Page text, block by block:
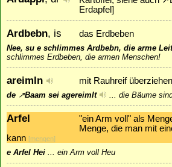
Erdapfel]
Ardbebn, is das Erdbeben
Nee, su e schlimmes Ardbebn, die arme
schlimmes Erdbeben, die armen Menschen!
areimln mit Rauhreif
de ↗Baam sei agereimlt die Bäume
Arfel
"ein Arm voll" als
Menge, die man mit
kann [mengen]
e Arfel Hei ein Arm voll Heu